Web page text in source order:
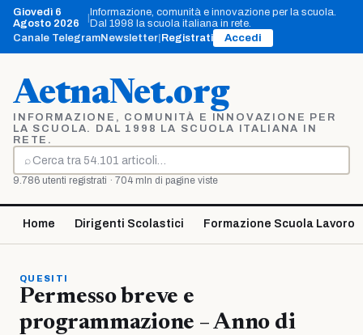
Vai
contenuto
Giovedì 6
Agosto 2026
Informazione, comunità e innovazione per la scuola.
Dal 1998 la scuola italiana in rete.
Canale TelegramNewsletter Registrati Accedi
AetnaNet.org
INFORMAZIONE, COMUNITÀ E INNOVAZIONE PER
LA SCUOLA. DAL 1998 LA SCUOLA ITALIANA IN
RETE.
⌕
Cerca
9.786 utenti registrati · 704 mln di pagine viste
Home Dirigenti Scolastici Formazione Scuola Lavoro
QUESITI
Permesso breve e
programmazione – Anno di